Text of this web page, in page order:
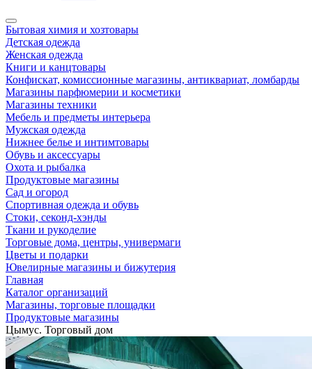
Бытовая химия и хозтовары
Детская одежда
Женская одежда
Книги и канцтовары
Конфискат, комиссионные магазины, антиквариат, ломбарды
Магазины парфюмерии и косметики
Магазины техники
Мебель и предметы интерьера
Мужская одежда
Нижнее белье и интимтовары
Обувь и аксессуары
Охота и рыбалка
Продуктовые магазины
Сад и огород
Спортивная одежда и обувь
Стоки, секонд-хэнды
Ткани и рукоделие
Торговые дома, центры, универмаги
Цветы и подарки
Ювелирные магазины и бижутерия
Главная
Каталог организаций
Магазины, торговые площадки
Продуктовые магазины
Цымус. Торговый дом